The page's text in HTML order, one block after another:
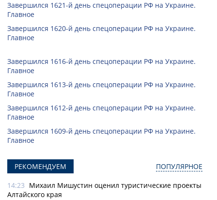
Завершился 1621-й день спецоперации РФ на Украине.
Главное
Завершился 1620-й день спецоперации РФ на Украине.
Главное
Завершился 1616-й день спецоперации РФ на Украине.
Главное
Завершился 1613-й день спецоперации РФ на Украине.
Главное
Завершился 1612-й день спецоперации РФ на Украине.
Главное
Завершился 1609-й день спецоперации РФ на Украине.
Главное
РЕКОМЕНДУЕМ ПОПУЛЯРНОЕ
14:23 Михаил Мишустин оценил туристические проекты
Алтайского края